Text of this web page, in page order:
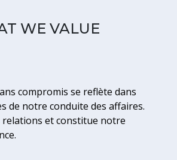
WE VALUE
compromis se reflète dans
de notre conduite des affaires.
relations et constitue notre